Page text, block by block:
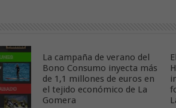
La campaña de verano del
Bono Consumo inyecta más
de 1,1 millones de euros en
el tejido económico de La
Gomera